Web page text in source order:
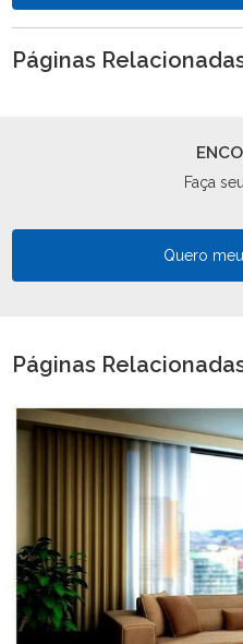
Páginas
Faça
Quero
Páginas